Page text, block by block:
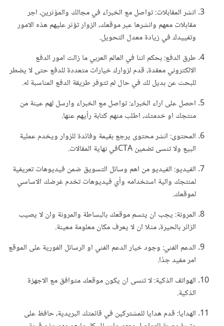
انشر المقابلات: تواصل مع الخبراء في مجالك والمؤثرين، اجر
مقابلات معهم وانشرها عبر موقعك، الزوار تؤثر عليهم هذه الامور
وتفييدك في زيادة معدل التحويل.
طرق الدفع: بحكم اننا في العالم العربي ما زالت امور الدفع
الالكتروني معقدة، قدم لزوارك خيارات متعددة للدفع حتى لا يضطر
للبحث عن بديل لك في حال لم تتوفر طريقة الدفع المناسبة له.
احصل على اراء الخبراء: تواصل مع الخبراء وارسل لهم عينة من
منتجك او خدمتك، اطلب منهم كتابة رأيهم عنها.
المحتوى: انشر محتوى يرجع بقيمة وفائدة للزوار ويخدم عملية
البيع ولا تنسى تضمين CTAفي نهاية المقالات.
الفيديو: الفيديو من اهم وسائل التسويق ضمن فيديوهات تعريفية
لمنتجك والية استخدامه وأي فيديوهات تخدم غرضك الاساسي
لموقعك.
المرونة: يجب ان يتسم موقعك بالبساطة والمرونة وان لا يصيب
الزائر بالحيرة، مثلا ان لا يعرف مكان معلومة معينة.
الدعم الفني: وجود خيار الدعم الفني او الرسائل الفورية على الموقع
امر مفيد جدًا.
الهواتف الذكية: لا تنسى ان يكون موقعك متوافق مع الاجهزة
الذكية.
الهدايا: قدم هدايا للمشتركين في قائمتك البريدية، حافظ على